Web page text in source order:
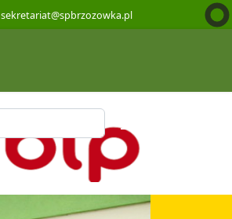
sekretariat@spbrzozowka.pl